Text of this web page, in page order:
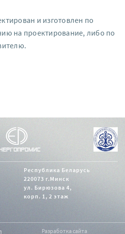
и изготовлен по
на проектирование, либо по
Республика Беларусь
220073 г.Минск
ул. Бирюзова 4,
корп. 1, 2 этаж
Разработка сайта